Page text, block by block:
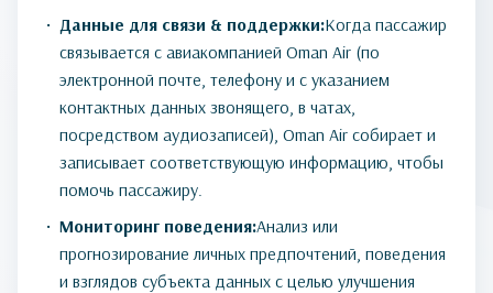
Данные для связи & поддержки:Когда пассажир
связывается с авиакомпанией Oman Air (по
электронной почте, телефону и с указанием
контактных данных звонящего, в чатах,
посредством аудиозаписей), Oman Air собирает и
записывает соответствующую информацию, чтобы
помочь пассажиру.
Мониторинг поведения:Анализ или
прогнозирование личных предпочтений, поведения
и взглядов субъекта данных с целью улучшения